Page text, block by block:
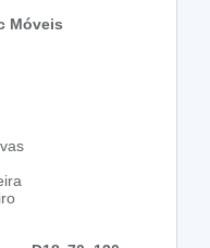
Móveis